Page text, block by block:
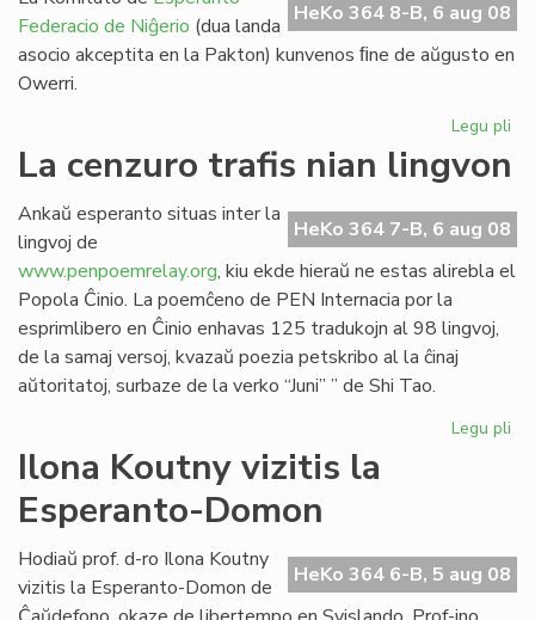
HeKo 364 8-B, 6 aug 08
Federacio de Niĝerio (dua landa
asocio akceptita en la Pakton) kunvenos ﬁne de aŭgusto en
Owerri.
Legu pli
La cenzuro trafis nian lingvon
HeKo 364 7-B, 6 aug 08
Ankaŭ esperanto situas inter la
lingvoj de
www.penpoemrelay.org, kiu ekde hieraŭ ne estas alirebla el
Popola Ĉinio. La poemĉeno de PEN Internacia por la
esprimlibero en Ĉinio enhavas 125 tradukojn al 98 lingvoj,
de la samaj versoj, kvazaŭ poezia petskribo al la ĉinaj
aŭtoritatoj, surbaze de la verko “Juni” ” de Shi Tao.
Legu pli
Ilona Koutny vizitis la
Esperanto-Domon
HeKo 364 6-B, 5 aug 08
Hodiaŭ prof. d-ro Ilona Koutny
vizitis la Esperanto-Domon de